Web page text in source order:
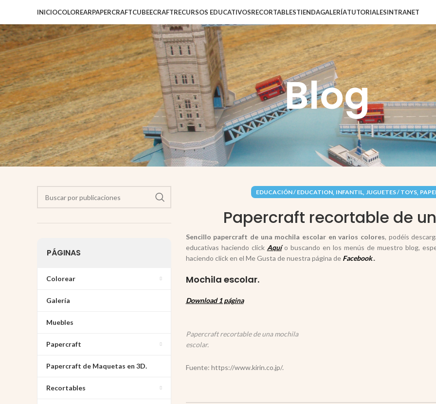
INICIOCOLOREARPAPERCRAFTCUBEECRAFTRECURSOS EDUCATIVOSRECORTABLESTIENDAGALERÍATUTORIALESINTRANET
Blog
EDUCACIÓN / EDUCATION, INFANTIL, JUGUETES / TOYS,
Papercraft recortable de
Sencillo papercraft de una mochila escolar en varios colores, podéis
educativas haciendo click Aquío buscando en los menús de muestro blog,
haciendo click en el Me Gusta de nuestra página de Facebook..
Mochila escolar.
Download 1 página
Papercraft recortable de una mochila
escolar.
Fuente: https://www.kirin.co.jp/.
PÁGINAS
Colorear
Galería
Muebles
Papercraft
Papercraft de Maquetas en 3D.
Recortables